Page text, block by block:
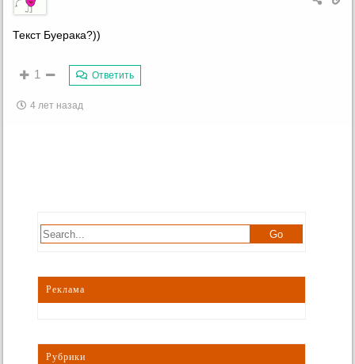
Текст Буерака?))
1 Ответить
4 лет назад
Реклама
Рубрики